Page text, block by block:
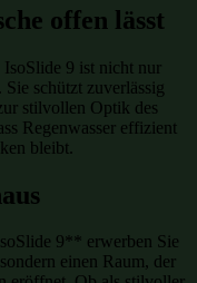
offen lässt
9 ist nicht nur
schützt zuverlässig
stilvollen Optik des
Regenwasser effizient
bleibt.
9** erwerben Sie
einen Raum, der